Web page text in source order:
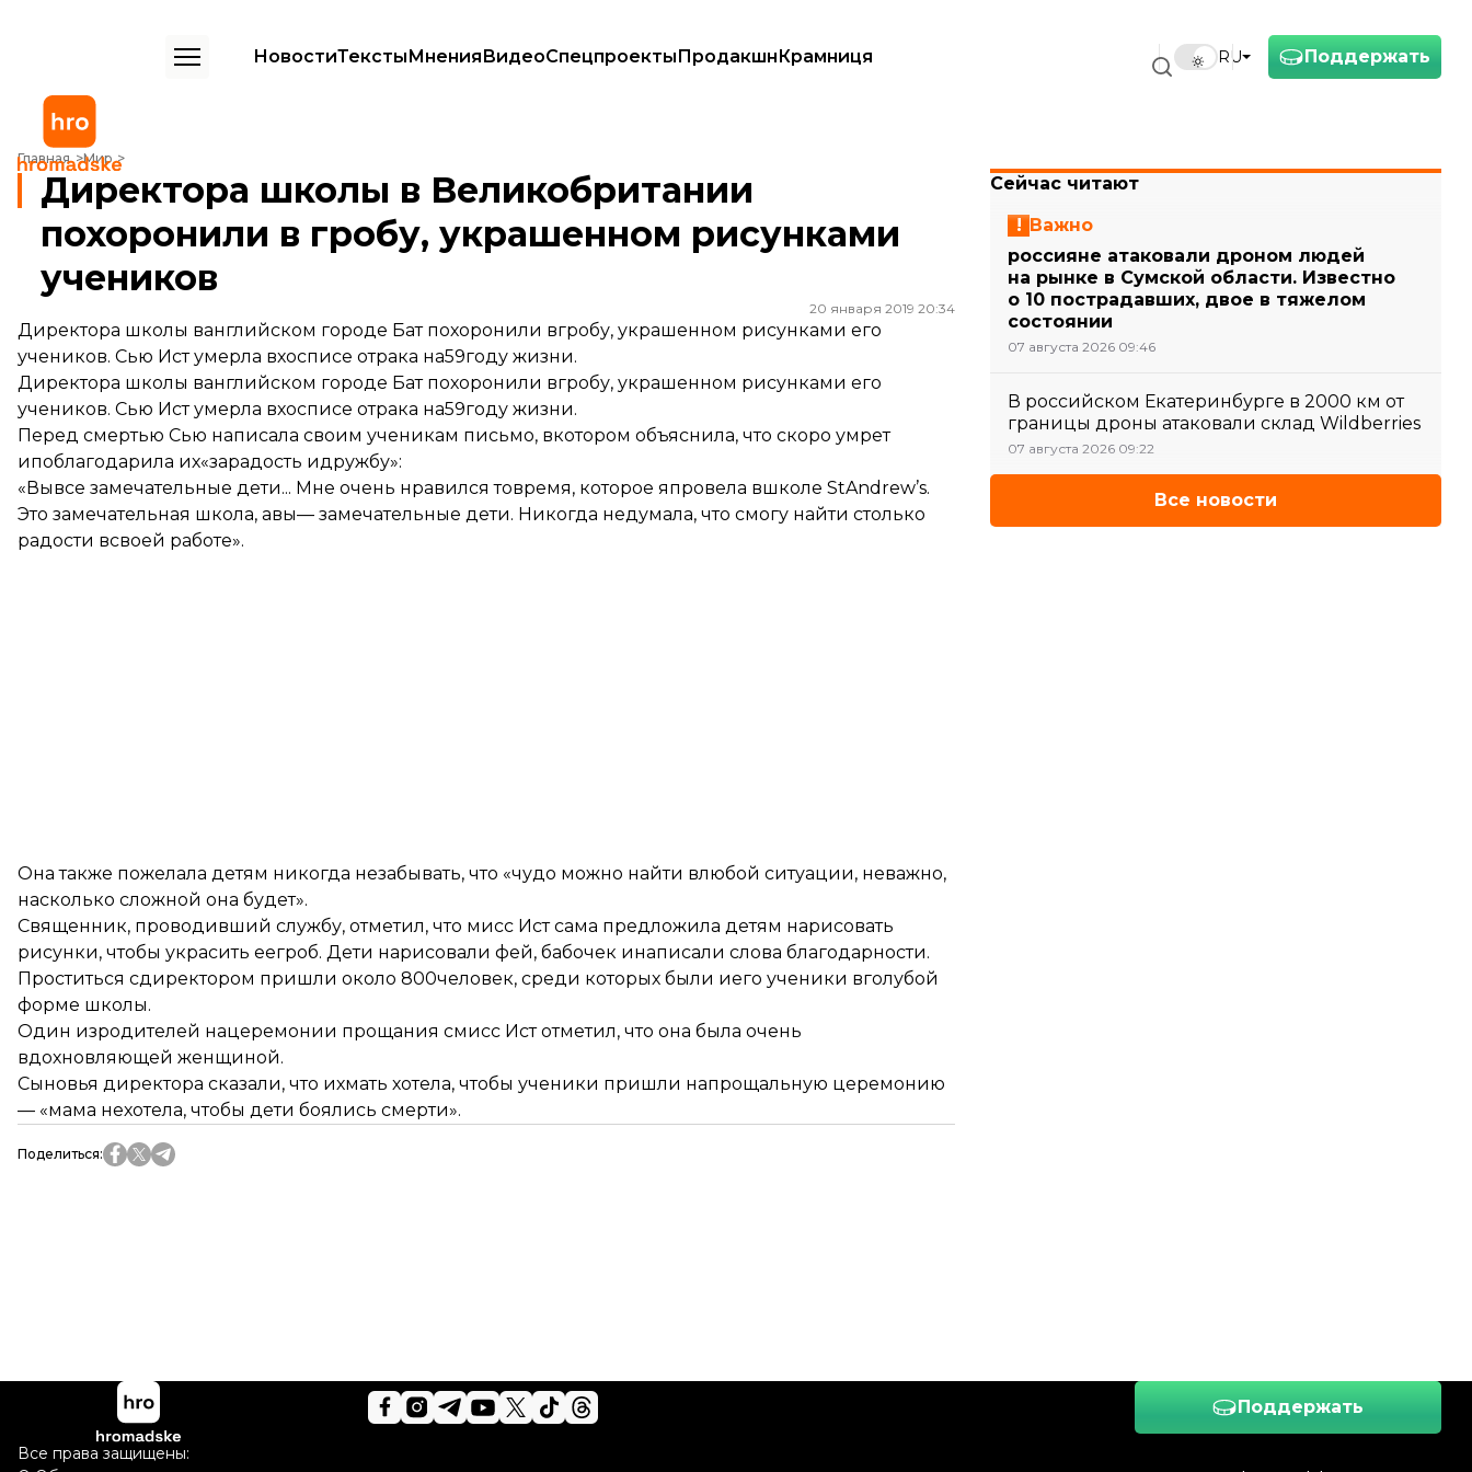
Поддержать
RU
НовостиТекстыМненияВидеоСпецпроектыПродакшнКрамниця
Главная Мир
Директора школы в Великобритании похоронили в гробу, украшенном рисунками учеников
Директора школы в Великобритании
похоронили в гробу, украшенном рисунками
учеников
20 января 2019 20:34
Директора школы ванглийском городе Бат похоронили вгробу, украшенном рисунками его
учеников. Сью Ист умерла вхосписе отрака на59году жизни.
Директора школы ванглийском городе Бат похоронили вгробу, украшенном рисунками его
учеников. Сью Ист умерла вхосписе отрака на59году жизни.
Перед смертью Сью написала своим ученикам письмо, вкотором объяснила, что скоро умрет
ипоблагодарила их«зарадость идружбу»:
«Вывсе замечательные дети... Мне очень нравился товремя, которое япровела вшколе StAndrew’s.
Это замечательная школа, авы— замечательные дети. Никогда недумала, что смогу найти столько
радости всвоей работе».
Она также пожелала детям никогда незабывать, что «чудо можно найти влюбой ситуации, неважно,
насколько сложной она будет».
Священник, проводивший службу, отметил, что мисс Ист сама предложила детям нарисовать
рисунки, чтобы украсить еегроб. Дети нарисовали фей, бабочек инаписали слова благодарности.
Проститься сдиректором пришли около 800человек, среди которых были иего ученики вголубой
форме школы.
Один изродителей нацеремонии прощания смисс Ист отметил, что она была очень
вдохновляющей женщиной.
Сыновья директора сказали, что ихмать хотела, чтобы ученики пришли напрощальную церемонию
— «мама нехотела, чтобы дети боялись смерти».
Поделиться:
Сейчас читают
Важно
россияне атаковали дроном людей
на рынке в Сумской области. Известно
о 10 пострадавших, двое в тяжелом
состоянии
07 августа 2026 09:46
В российском Екатеринбурге в 2000 км от
границы дроны атаковали склад Wildberries
07 августа 2026 09:22
Все новости
Поддержать
Все права защищены: